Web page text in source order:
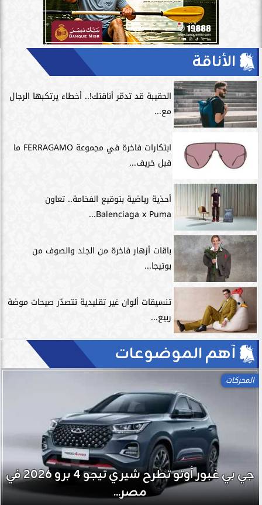
الأناقة
الحقيبة قد تدمّر أناقتك!.. أخطاء يرتكبها الرجال
مع...
ابتكارات فاخرة في مجموعة FERRAGAMO ما
قبل خريف...
أحذية رياضية بتوقيع الفخامة.. تعاون
Balenciaga x Puma...
باقات أزهار فاخرة من الجلد والصوف من
بوتيجا...
تنسيقات ألوان غير تقليدية تتصدّر صيحات موضة
ربيع...
آهم الموضوعات
المحركات
جي بي غبور أوتو تطرح شيري تيجو 4 برو 2026 في
مصر...